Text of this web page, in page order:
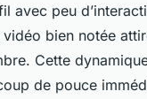
avec peu
vidéo bien notée
Cette
de pouce